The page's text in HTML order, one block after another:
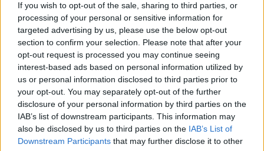
If you wish to opt-out of the sale, sharing to third parties, or
processing of your personal or sensitive information for
targeted advertising by us, please use the below opt-out
section to confirm your selection. Please note that after your
opt-out request is processed you may continue seeing
interest-based ads based on personal information utilized by
us or personal information disclosed to third parties prior to
your opt-out. You may separately opt-out of the further
disclosure of your personal information by third parties on the
IAB’s list of downstream participants. This information may
also be disclosed by us to third parties on the IAB’s List of
Downstream Participants that may further disclose it to other
Szerző: Perger AndrásA BME NTI igazgatója, Aszódi
Attila nem volt könnyű helyzetben, amikor az új
atomerőmű kérdésében nyilatkozott. A mostanra
már megszokott módon, különösebb érvek, és ami a
legfőbb, konkrétumok nélkül volt kénytelen
támogató pozíciót elfoglalni. OK, nyilván őt is
hátráltatja,…
Új atomerőmű: a csodagyógyszer?
energiabox•2013. december 17.